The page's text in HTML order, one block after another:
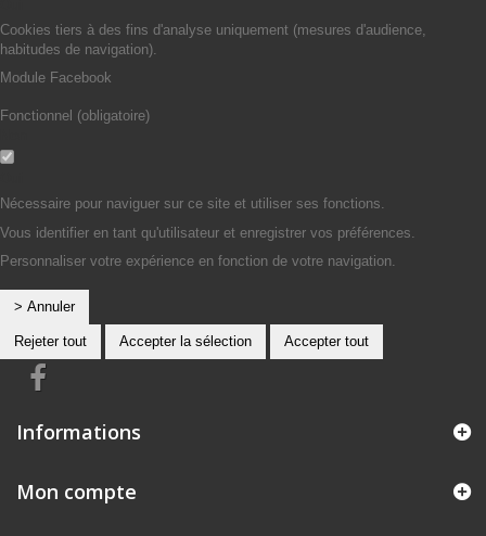
Cookies tiers à des fins d'analyse uniquement (mesures d'audience,
habitudes de navigation).
Module Facebook
Fonctionnel (obligatoire)
Nécessaire pour naviguer sur ce site et utiliser ses fonctions.
Vous identifier en tant qu'utilisateur et enregistrer vos préférences.
Personnaliser votre expérience en fonction de votre navigation.
> Annuler
Rejeter tout Accepter la sélection Accepter tout
Informations
Mon compte